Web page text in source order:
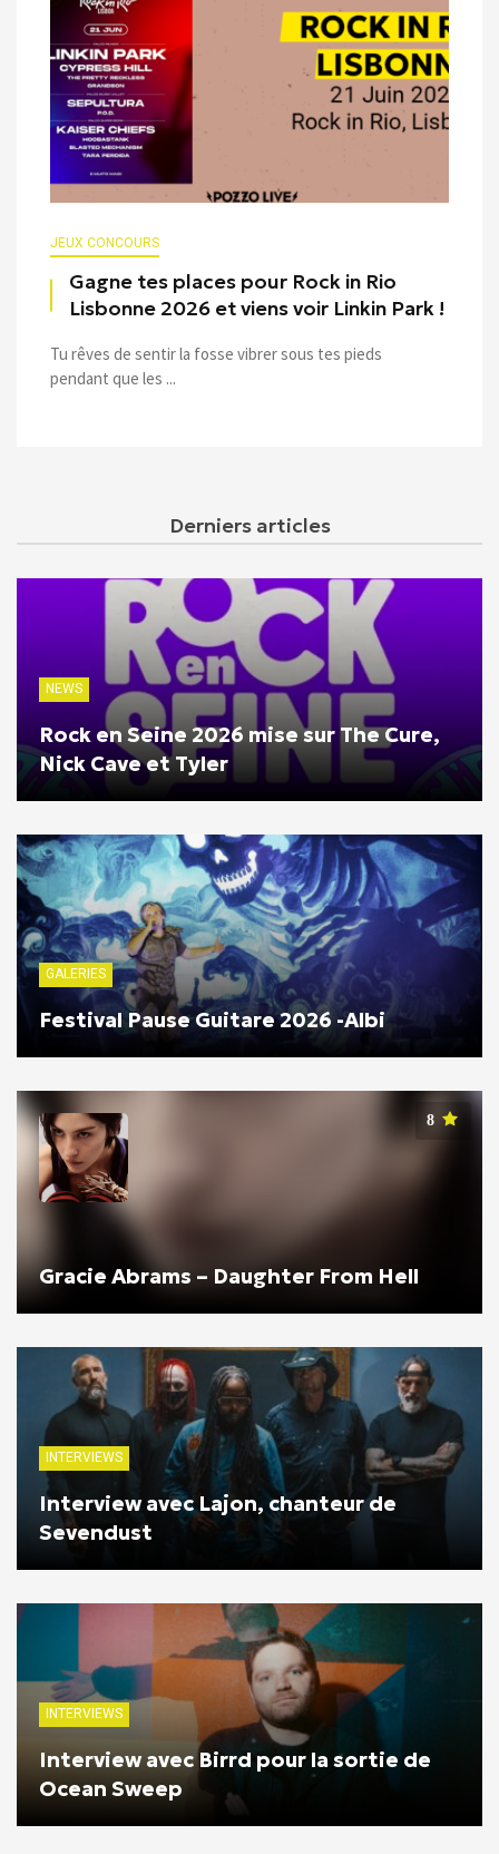
JEUX CONCOURS
Gagne tes places pour Rock in Rio
Lisbonne 2026 et viens voir Linkin Park !
Tu rêves de sentir la fosse vibrer sous tes pieds
pendant que les ...
Derniers articles
NEWS
Rock en Seine 2026 mise sur The Cure,
Nick Cave et Tyler
GALERIES
Festival Pause Guitare 2026 -Albi
8
Gracie Abrams – Daughter From Hell
INTERVIEWS
Interview avec Lajon, chanteur de
Sevendust
INTERVIEWS
Interview avec Birrd pour la sortie de
Ocean Sweep